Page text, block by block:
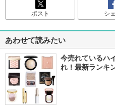
ポスト シ
あわせて読みたい
今売れているハ
れ！最新ランキ